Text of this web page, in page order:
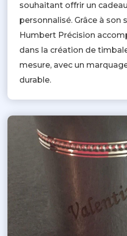
souhaitant offrir un
personnalisé. Grâce à son
Humbert Précision
dans la création de
mesure, avec un
durable.